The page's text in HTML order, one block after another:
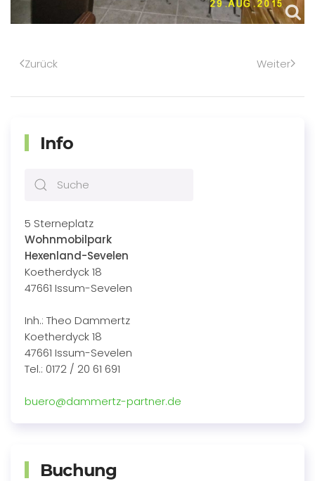
Zurück Weiter
Info
5 Sterneplatz
Wohnmobilpark
Hexenland-Sevelen
Koetherdyck 18
47661 Issum-Sevelen
Inh.: Theo Dammertz
Koetherdyck 18
47661 Issum-Sevelen
Tel.: 0172 / 20 61 691
buero@dammertz-partner.de
Buchung